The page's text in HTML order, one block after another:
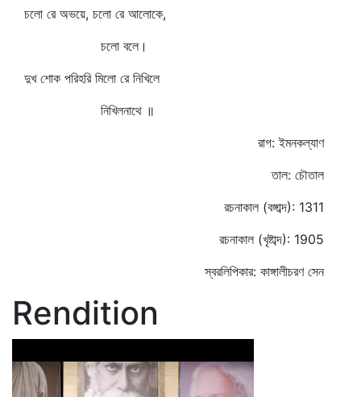
চলো রে অভয়ে, চলো রে আলোকে,
চলো বলে।
দুখ শোক পরিহরি মিলো রে নিখিলে
নিখিলনাথে ॥
রাগ: ইমনকল্যাণ
তাল: চৌতাল
রচনাকাল (বঙ্গাব্দ): 1311
রচনাকাল (খৃষ্টাব্দ): 1905
স্বরলিপিকার: কাঙ্গালীচরণ সেন
Rendition